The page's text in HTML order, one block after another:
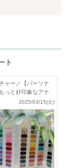
ト
ャー／【パーソナ
っと好印象なアナ
2025/03/15(土)